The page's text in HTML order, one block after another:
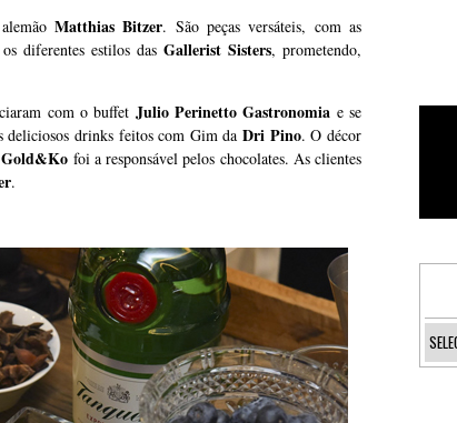
Matthias Bitzer. São peças versáteis, com as
diferentes estilos das Gallerist Sisters, prometendo,
com o buffet Julio Perinetto Gastronomia e se
deliciosos drinks feitos com Gim daDri Pino. O décor
Gold&Ko foi a responsável pelos chocolates. As clientes
.